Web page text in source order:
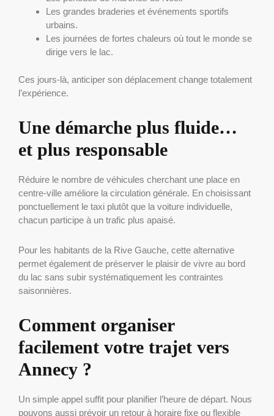
Les grandes braderies et événements sportifs
urbains.
Les journées de fortes chaleurs où tout le monde se
dirige vers le lac.
Ces jours-là, anticiper son déplacement change totalement
l’expérience.
Une démarche plus fluide…
et plus responsable
Réduire le nombre de véhicules cherchant une place en
centre-ville améliore la circulation générale. En choisissant
ponctuellement le taxi plutôt que la voiture individuelle,
chacun participe à un trafic plus apaisé.
Pour les habitants de la Rive Gauche, cette alternative
permet également de préserver le plaisir de vivre au bord
du lac sans subir systématiquement les contraintes
saisonnières.
Comment organiser
facilement votre trajet vers
Annecy ?
Un simple appel suffit pour planifier l’heure de départ. Nous
pouvons aussi prévoir un retour à horaire fixe ou flexible